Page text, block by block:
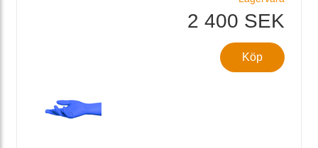
2 400 SEK
Köp